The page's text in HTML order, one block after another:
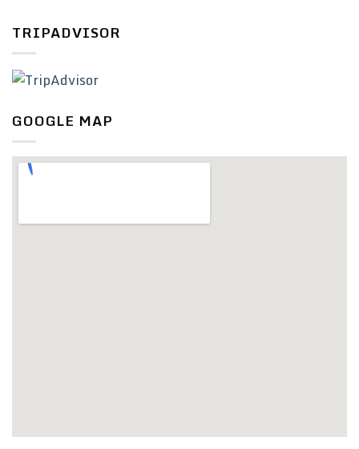
TRIPADVISOR
GOOGLE MAP